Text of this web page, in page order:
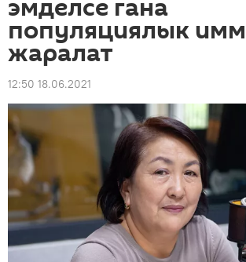
эмделсе гана
популяциялык
жаралат
12:50 18.06.2021